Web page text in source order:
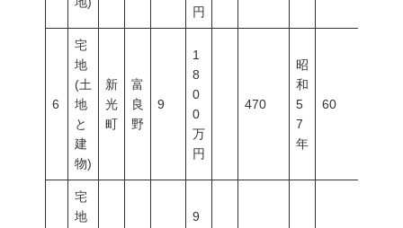
円
6
宅
地
(土
地
と
建
物)
新
光
町
富
良
野
9
1
8
0
0
万
円
470
昭
和
5
7
年
60
宅
地
9